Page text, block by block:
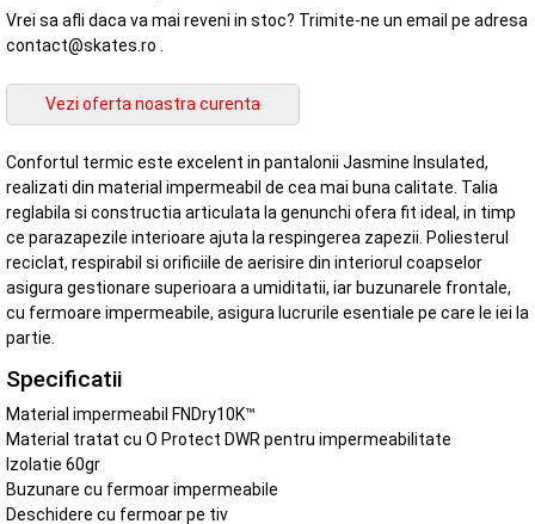
Vrei sa afli daca va mai reveni in stoc? Trimite-ne un email pe adresa
contact@skates.ro .
Confortul termic este excelent in pantalonii Jasmine Insulated,
realizati din material impermeabil de cea mai buna calitate. Talia
reglabila si constructia articulata la genunchi ofera fit ideal, in timp
ce parazapezile interioare ajuta la respingerea zapezii. Poliesterul
reciclat, respirabil si orificiile de aerisire din interiorul coapselor
asigura gestionare superioara a umiditatii, iar buzunarele frontale,
cu fermoare impermeabile, asigura lucrurile esentiale pe care le iei la
partie.
Specificatii
Material impermeabil FNDry10K™
Material tratat cu O Protect DWR pentru impermeabilitate
Izolatie 60gr
Buzunare cu fermoar impermeabile
Deschidere cu fermoar pe tiv